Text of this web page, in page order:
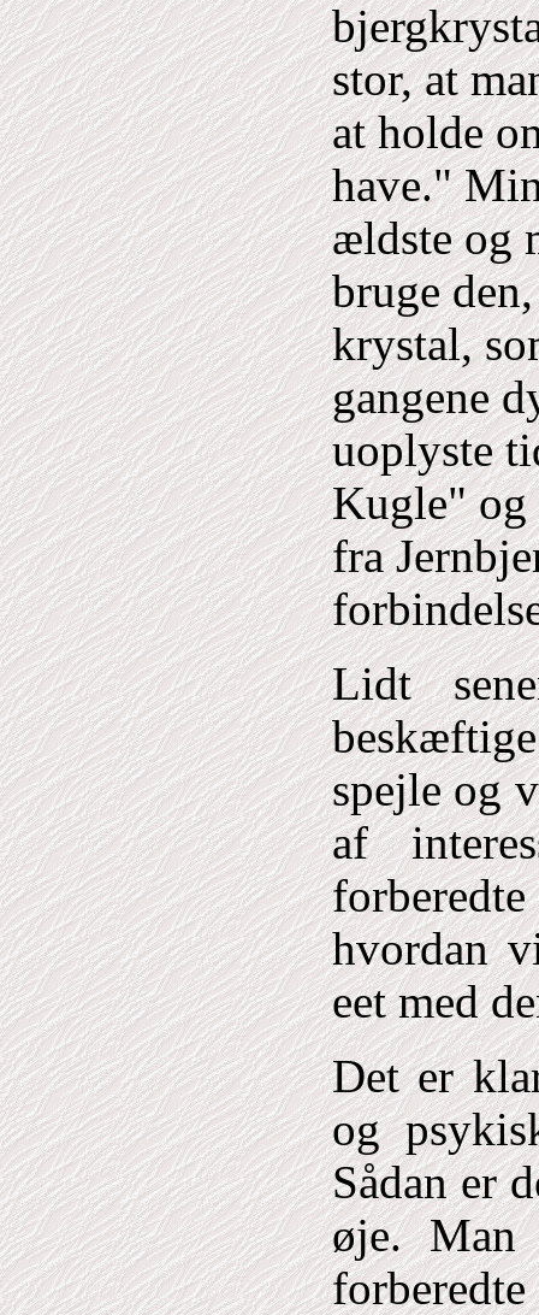
stor, at
at holde
have."
ældste og
bruge
krystal,
gangene
uoplyste
Kugle" og
fra
Lidt
spejle og
af
hvordan
eet med
Det er
og
Sådan er
øje. Man